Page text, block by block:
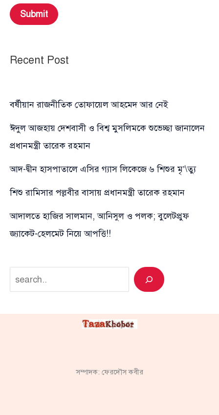
Submit
Recent Post
বর্ষীয়ান রাজনীতিক তোফায়েল আহমেদ আর নেই
ঈদুল আজহায় দেশবাসী ও বিশ্ব মুসলিমকে শুভেচ্ছা জানালেন
প্রধানমন্ত্রী তারেক রহমান
আদ-দ্বীন হাসপাতালে এসির গ্যাস লিকেজে ৬ শিশুর মৃ’\ত্যু
শিশু রামিসার পল্লবীর বাসায় প্রধানমন্ত্রী তারেক রহমান
আদালতে হাজির সালমান, আনিসুল ও পলক; বুলেটপ্রুফ
জ্যাকেট-হেলমেট নিয়ে আপত্তি!!
Search
সম্পাদক: ফেরদৌস কবীর